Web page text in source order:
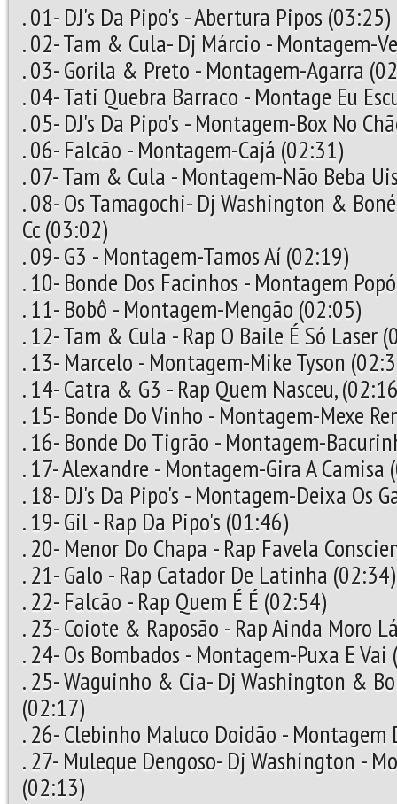
. 01- DJ's Da Pipo's - Abertura Pipos (03:25)
. 02- Tam & Cula- Dj Márcio - Montagem-
. 03- Gorila & Preto - Montagem-Agarra
. 04- Tati Quebra Barraco - Montage Eu
. 05- DJ's Da Pipo's - Montagem-Box No
. 06- Falcão - Montagem-Cajá (02:31)
. 07- Tam & Cula - Montagem-Não Beba
. 08- Os Tamagochi- Dj Washington &
Cc (03:02)
. 09- G3 - Montagem-Tamos Aí (02:19)
. 10- Bonde Dos Facinhos - Montagem
. 11- Bobô - Montagem-Mengão (02:05)
. 12- Tam & Cula - Rap O Baile É Só Laser
. 13- Marcelo - Montagem-Mike Tyson
. 14- Catra & G3 - Rap Quem Nasceu,
. 15- Bonde Do Vinho - Montagem-Mexe
. 16- Bonde Do Tigrão - Montagem-
. 17- Alexandre - Montagem-Gira A Camisa
. 18- DJ's Da Pipo's - Montagem-Deixa Os
. 19- Gil - Rap Da Pipo's (01:46)
. 20- Menor Do Chapa - Rap Favela
. 21- Galo - Rap Catador De Latinha (02:34)
. 22- Falcão - Rap Quem É É (02:54)
. 23- Coiote & Raposão - Rap Ainda Moro
. 24- Os Bombados - Montagem-Puxa E
. 25- Waguinho & Cia- Dj Washington &
(02:17)
. 26- Clebinho Maluco Doidão -
. 27- Muleque Dengoso- Dj Washington -
(02:13)